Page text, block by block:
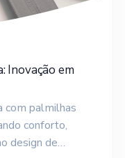
Inovação em
com palmilhas
conforto,
design de…